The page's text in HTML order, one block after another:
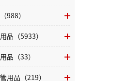
988）
品（5933）
品（33）
用品（219）